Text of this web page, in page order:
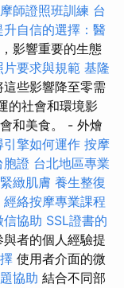
師證照班訓練 台
升自信的選擇：醫
影響重要的生態
片要求與規範 基隆
這些影響降至零需
的社會和環境影
和美食。 - 外燴
引擎如何運作 按摩
胞證 台北地區專業
緻肌膚 養生整復
經絡按摩專業課程
信協助 SSL證書的
者的個人經驗提
使用者介面的微
協助 結合不同部